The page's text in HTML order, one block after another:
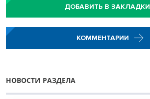
ДОБАВИТЬ В ЗАКЛАДКИ
КОММЕНТАРИИ
НОВОСТИ РАЗДЕЛА